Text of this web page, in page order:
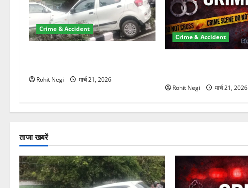
Crime & Accident
Rohit Negi मार्च 21, 2026
Crime & Accident
Rohit Negi मार्च 21, 2026
ताजा खबरें